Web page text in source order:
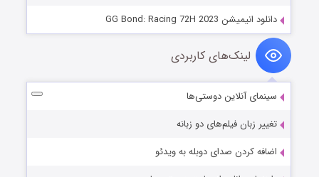
دانلود انیمیشن GG Bond: Racing 72H 2023
لینک‌های کاربردی
سینمای آنلاین دوستی‌ها
تغییر زبان فیلم‌های دو زبانه
اضافه کردن صدای دوبله به ویدئو